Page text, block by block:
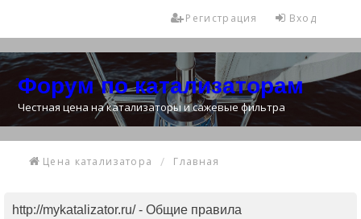
Вход
Регистрация
Форум по катализаторам
Честная цена на катализаторы и сажевые фильтра
Цена катализатора Главная
http://mykatalizator.ru/ - Общие правила